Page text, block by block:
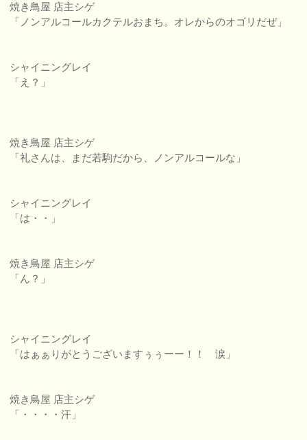
焼き鳥屋 店主シゲ
「ノンアルコールカクテルおまち。オレからのオゴリだぜ」
シャイニングレイ
「え？」
焼き鳥屋 店主シゲ
「礼さんは、まだ若駒だから、ノンアルコールな」
シャイニングレイ
「は・・」
焼き鳥屋 店主シゲ
「ん？」
シャイニングレイ
「はぁぁりがとうございますぅぅーー！！ 涙」
焼き鳥屋 店主シゲ
「・・・・汗」